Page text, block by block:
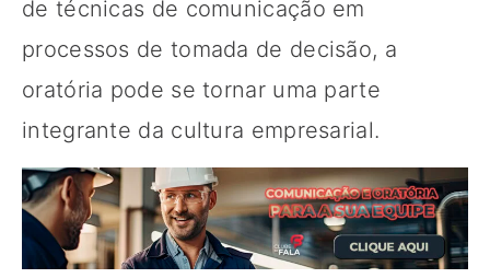
de técnicas de comunicação em
processos de tomada de decisão, a
oratória pode se tornar uma parte
integrante da cultura empresarial.